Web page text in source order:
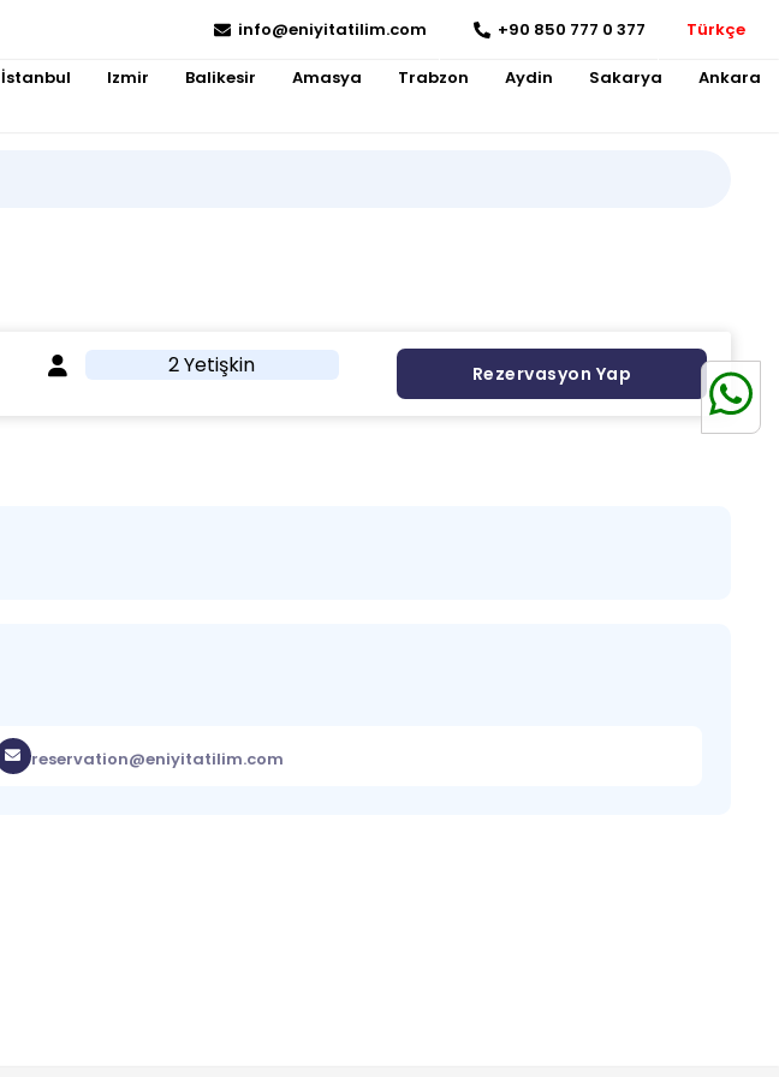
info@eniyitatilim.com +90 850 777 0 377 Türkçe
İstanbul Izmir Balikesir Amasya Trabzon Aydin Sakarya Ankara
2 Yetişkin Rezervasyon Yap
reservation@eniyitatilim.com